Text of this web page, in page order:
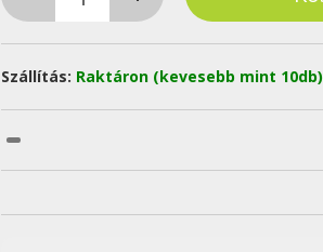
Szállítás: Raktáron (kevesebb mint 10db)